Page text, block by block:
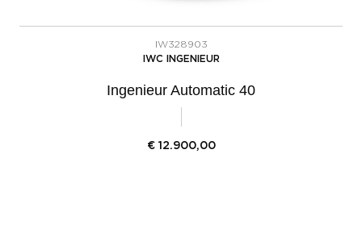
IW328903
IWC INGENIEUR
Ingenieur Automatic 40
€ 12.900,00